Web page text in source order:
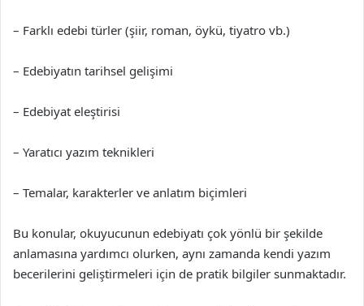
– Farklı edebi türler (şiir, roman, öykü, tiyatro vb.)
– Edebiyatın tarihsel gelişimi
– Edebiyat eleştirisi
– Yaratıcı yazım teknikleri
– Temalar, karakterler ve anlatım biçimleri
Bu konular, okuyucunun edebiyatı çok yönlü bir şekilde
anlamasına yardımcı olurken, aynı zamanda kendi yazım
becerilerini geliştirmeleri için de pratik bilgiler sunmaktadır.